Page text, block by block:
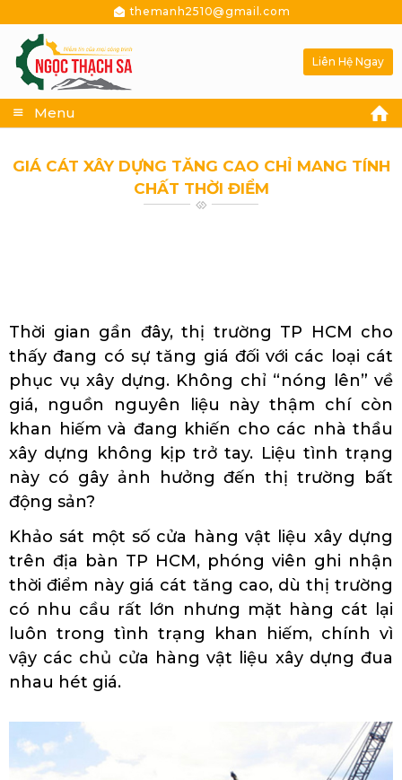
themanh2510@gmail.com
Menu
Liên Hệ Ngay
GIÁ CÁT XÂY DỰNG TĂNG CAO CHỈ MANG TÍNH
CHẤT THỜI ĐIỂM
Thời gian gần đây, thị trường TP HCM cho
thấy đang có sự tăng giá đối với các loại cát
phục vụ xây dựng. Không chỉ “nóng lên” về
giá, nguồn nguyên liệu này thậm chí còn
khan hiếm và đang khiến cho các nhà thầu
xây dựng không kịp trở tay. Liệu tình trạng
này có gây ảnh hưởng đến thị trường bất
động sản?
Khảo sát một số cửa hàng vật liệu xây dựng
trên địa bàn TP HCM, phóng viên ghi nhận
thời điểm này giá cát tăng cao, dù thị trường
có nhu cầu rất lớn nhưng mặt hàng cát lại
luôn trong tình trạng khan hiếm, chính vì
vậy các chủ cửa hàng vật liệu xây dựng đua
nhau hét giá.